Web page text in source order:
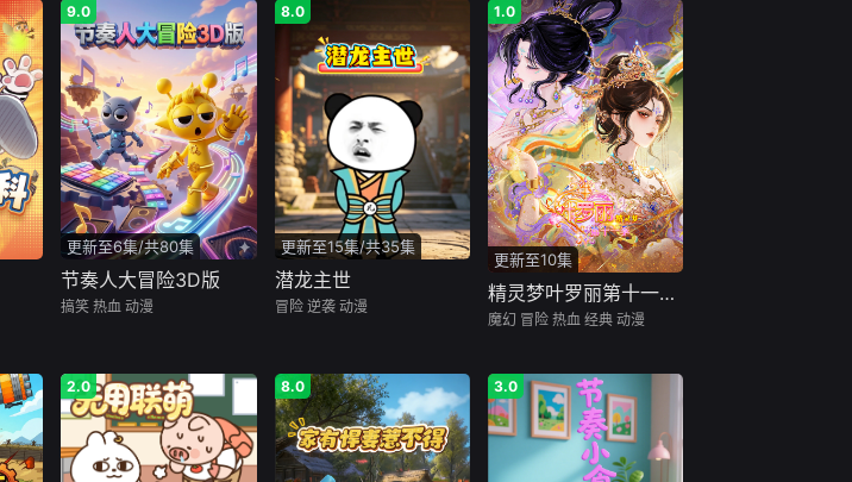
9.0
更新至6集/共80集
节奏人大冒险3D版
搞笑 热血 动漫
8.0
更新至15集/共35集
潜龙主世
冒险 逆袭 动漫
1.0
更新至10集
精灵梦叶罗丽第十一季（下）
魔幻 冒险 热血 经典 动漫
2.0 8.0 3.0